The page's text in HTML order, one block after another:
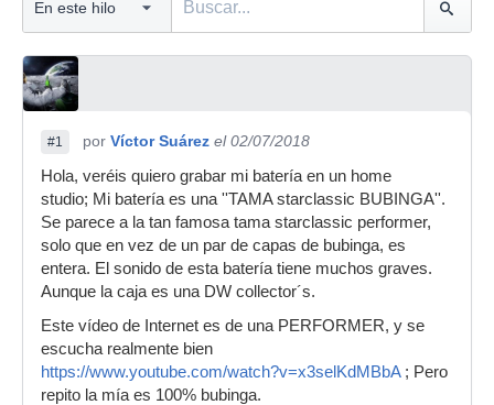
#1 por Víctor Suárez el 02/07/2018
Hola, veréis quiero grabar mi batería en un home
studio; Mi batería es una ''TAMA starclassic BUBINGA''.
Se parece a la tan famosa tama starclassic performer,
solo que en vez de un par de capas de bubinga, es
entera. El sonido de esta batería tiene muchos graves.
Aunque la caja es una DW collector´s.
Este vídeo de Internet es de una PERFORMER, y se
escucha realmente bien
https://www.youtube.com/watch?v=x3selKdMBbA; Pero
repito la mía es 100% bubinga.